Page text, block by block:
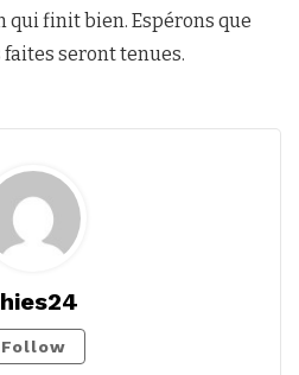
qui finit bien. Espérons que
seront tenues.
Follow